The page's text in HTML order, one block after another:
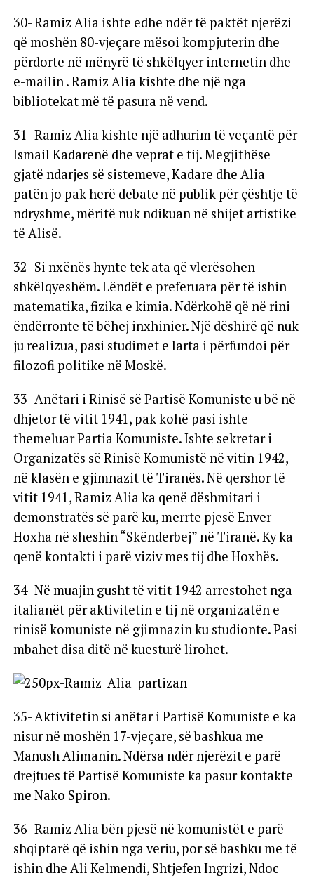
30- Ramiz Alia ishte edhe ndër të paktët njerëzi
që moshën 80-vjeçare mësoi kompjuterin dhe
përdorte në mënyrë të shkëlqyer internetin dhe
e-mailin . Ramiz Alia kishte dhe një nga
bibliotekat më të pasura në vend.
31- Ramiz Alia kishte një adhurim të veçantë për
Ismail Kadarenë dhe veprat e tij. Megjithëse
gjatë ndarjes së sistemeve, Kadare dhe Alia
patën jo pak herë debate në publik për çështje të
ndryshme, mëritë nuk ndikuan në shijet artistike
të Alisë.
32- Si nxënës hynte tek ata që vlerësohen
shkëlqyeshëm. Lëndët e preferuara për të ishin
matematika, fizika e kimia. Ndërkohë që në rini
ëndërronte të bëhej inxhinier. Një dëshirë që nuk
ju realizua, pasi studimet e larta i përfundoi për
filozofi politike në Moskë.
33- Anëtari i Rinisë së Partisë Komuniste u bë në
dhjetor të vitit 1941, pak kohë pasi ishte
themeluar Partia Komuniste. Ishte sekretar i
Organizatës së Rinisë Komunistë në vitin 1942,
në klasën e gjimnazit të Tiranës. Në qershor të
vitit 1941, Ramiz Alia ka qenë dëshmitari i
demonstratës së parë ku, merrte pjesë Enver
Hoxha në sheshin “Skënderbej” në Tiranë. Ky ka
qenë kontakti i parë viziv mes tij dhe Hoxhës.
34- Në muajin gusht të vitit 1942 arrestohet nga
italianët për aktivitetin e tij në organizatën e
rinisë komuniste në gjimnazin ku studionte. Pasi
mbahet disa ditë në kuesturë lirohet.
35- Aktivitetin si anëtar i Partisë Komuniste e ka
nisur në moshën 17-vjeçare, së bashkua me
Manush Alimanin. Ndërsa ndër njerëzit e parë
drejtues të Partisë Komuniste ka pasur kontakte
me Nako Spiron.
36- Ramiz Alia bën pjesë në komunistët e parë
shqiptarë që ishin nga veriu, por së bashku me të
ishin dhe Ali Kelmendi, Shtjefen Ingrizi, Ndoc